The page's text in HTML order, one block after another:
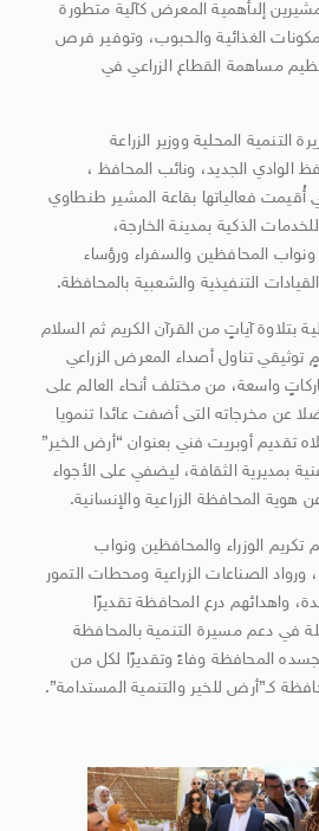
إلىأهمية المعرض كآلية متطورة
الغذائية والحبوب، وتوفير فرص
مساهمة القطاع الزراعي في
المحلية ووزير الزراعة
الوادي الجديد، ونائب المحافظ ،
أُقيمت فعالياتها بقاعة المشير طنطاوي
الذكية بمدينة الخارجة،
المحافظين والسفراء ورؤساء
التنفيذية والشعبية بالمحافظة.
بتلاوة آياتٍ من القرآن الكريم ثم السلام
تناول أصداء المعرض الزراعي
واسعة، من مختلف أنحاء العالم على
عن مخرجاته التى أضفت عائدا تنمويا
تقديم أوبريت فني بعنوان “أرض الخير”
بمديرية الثقافة، ليضفي على الأجواء
هوية المحافظة الزراعية والإنسانية.
الوزراء والمحافظين ونواب
الصناعات الزراعية ومحطات التمور
واهدائهم درع المحافظة تقديرًا
في دعم مسيرة التنمية بالمحافظة
المحافظة وفاءً وتقديرًا لكل من
كـ”أرض للخير والتنمية المستدامة”.